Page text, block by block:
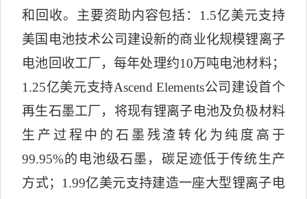
和回收。主要资助内容包括： 1.5亿美元支持
美国电池技术公司建设新的商业化规模锂离子
电池回收工厂，每年处理约10万吨电池材料；
1.25亿美元支持Ascend Elements公司建设首个
再生石墨工厂，将现有锂离子电池及负极材料
生产过程中的石墨残渣转化为纯度高于
99.95%的电池级石墨，碳足迹低于传统生产
方式； 1.99亿美元支持建造一座大型锂离子电